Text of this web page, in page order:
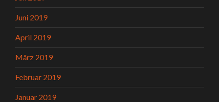
Juni 2019
April 2019
März 2019
Februar 2019
Januar 2019